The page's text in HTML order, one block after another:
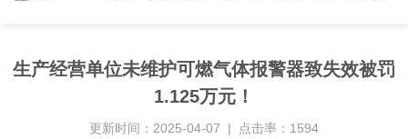
生产经营单位未维护可燃气体报警器致失效被罚
1.125万元！
更新时间：2025-04-07 | 点击率：1594